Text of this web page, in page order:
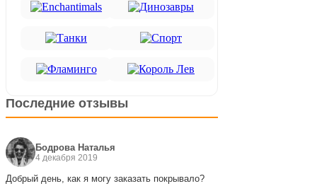
Последние отзывы
Бодрова Наталья
4 декабря 2019
Добрый день, как я могу заказать покрывало?